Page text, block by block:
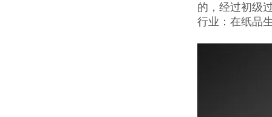
的，经过初级
行业：在纸品